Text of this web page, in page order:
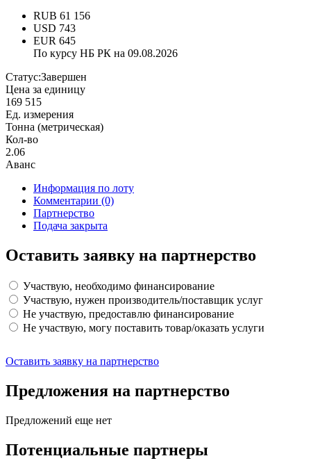
RUB 61 156
USD 743
EUR 645
По курсу НБ РК на 09.08.2026
Статус:Завершен
Цена за единицу
169 515
Ед. измерения
Тонна (метрическая)
Кол-во
2.06
Аванс
Информация по лоту
Комментарии (0)
Партнерство
Подача закрыта
Оставить заявку на партнерство
Участвую, необходимо финансирование
Участвую, нужен производитель/поставщик услуг
Не участвую, предоставлю финансирование
Не участвую, могу поставить товар/оказать услуги
Оставить заявку на партнерство
Предложения на партнерство
Предложений еще нет
Потенциальные партнеры